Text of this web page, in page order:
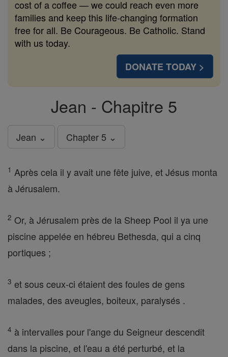
cost of a coffee — we could reach even more
families and keep this life-changing formation
free for all. Be Courageous. Be Catholic. Stand
with us today.
DONATE TODAY >
Jean - Chapitre 5
Jean ⌄ Chapter 5 ⌄
1 Après cela il y avait une fête juive, et Jésus monta
à Jérusalem.
2 Or, à Jérusalem près de la Sheep Pool il ya une
piscine appelée en hébreu Bethesda, qui a cinq
portiques ;
3 et sous ceux-ci étaient des foules de gens
malades, des aveugles, boiteux, paralysés .
4 à intervalles pour l'ange du Seigneur descendit
dans la piscine, et l'eau a été perturbé, et la